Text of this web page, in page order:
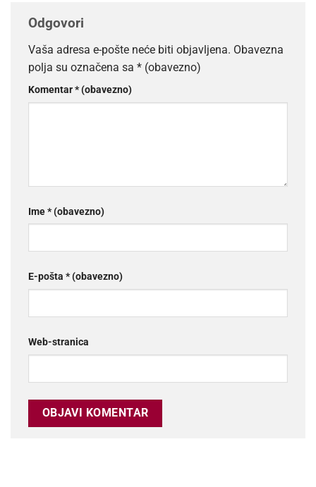
Odgovori
Vaša adresa e-pošte neće biti objavljena. Obavezna
polja su označena sa * (obavezno)
Komentar* (obavezno)
Ime* (obavezno)
E-pošta * (obavezno)
Web-stranica